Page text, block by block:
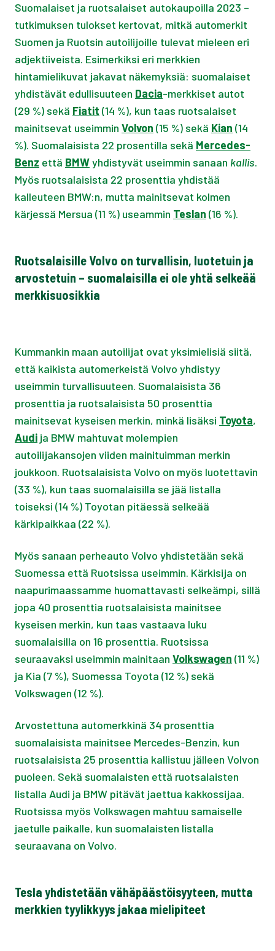
Suomalaiset ja ruotsalaiset autokaupoilla 2023 –
tutkimuksen tulokset kertovat, mitkä automerkit
Suomen ja Ruotsin autoilijoille tulevat mieleen eri
adjektiiveista. Esimerkiksi eri merkkien
hintamielikuvat jakavat näkemyksiä: suomalaiset
yhdistävät edullisuuteen Dacia-merkkiset autot
(29 %) sekä Fiatit (14 %), kun taas ruotsalaiset
mainitsevat useimmin Volvon (15 %) sekä Kian (14
%). Suomalaisista 22 prosentilla sekä Mercedes-
Benz että BMWyhdistyvät useimmin sanaan kallis.
Myös ruotsalaisista 22 prosenttia yhdistää
kalleuteen BMW:n, mutta mainitsevat kolmen
kärjessä Mersua (11 %) useammin Teslan (16 %).
Ruotsalaisille Volvo on turvallisin, luotetuin ja
arvostetuin – suomalaisilla ei ole yhtä selkeää
merkkisuosikkia
Kummankin maan autoilijat ovat yksimielisiä siitä,
että kaikista automerkeistä Volvo yhdistyy
useimmin turvallisuuteen. Suomalaisista 36
prosenttia ja ruotsalaisista 50 prosenttia
mainitsevat kyseisen merkin, minkä lisäksi Toyota,
Audi ja BMW mahtuvat molempien
autoilijakansojen viiden mainituimman merkin
joukkoon. Ruotsalaisista Volvo on myös luotettavin
(33 %), kun taas suomalaisilla se jää listalla
toiseksi (14 %) Toyotan pitäessä selkeää
kärkipaikkaa (22 %).
Myös sanaan perheauto Volvo yhdistetään sekä
Suomessa että Ruotsissa useimmin. Kärkisija on
naapurimaassamme huomattavasti selkeämpi, sillä
jopa 40 prosenttia ruotsalaisista mainitsee
kyseisen merkin, kun taas vastaava luku
suomalaisilla on 16 prosenttia. Ruotsissa
seuraavaksi useimmin mainitaan Volkswagen (11 %)
ja Kia (7 %), Suomessa Toyota (12 %) sekä
Volkswagen (12 %).
Arvostettuna automerkkinä 34 prosenttia
suomalaisista mainitsee Mercedes-Benzin, kun
ruotsalaisista 25 prosenttia kallistuu jälleen Volvon
puoleen. Sekä suomalaisten että ruotsalaisten
listalla Audi ja BMW pitävät jaettua kakkossijaa.
Ruotsissa myös Volkswagen mahtuu samaiselle
jaetulle paikalle, kun suomalaisten listalla
seuraavana on Volvo.
Tesla yhdistetään vähäpäästöisyyteen, mutta
merkkien tyylikkyys jakaa mielipiteet